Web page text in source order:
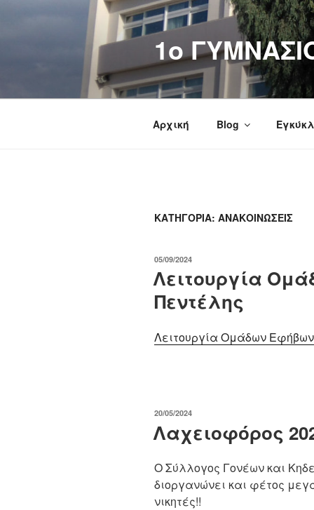
1o
Αρχική Blog
ΚΑΤΗΓΟΡΊΑ: ΑΝΑΚΟΙΝΏΣΕΙΣ
ΔΗΜΟΣΙΕΎΤΗΚΕ
05/09/2024
Λειτουργία
Πεντέλης
Λειτουργία Ομάδων
ΔΗΜΟΣΙΕΎΤΗΚΕ
20/05/2024
Λαχειοφόρος
Ο Σύλλογος Γονέων και
διοργανώνει και φέτος
νικητές!!